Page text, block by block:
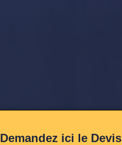
Demandez ici le Devis